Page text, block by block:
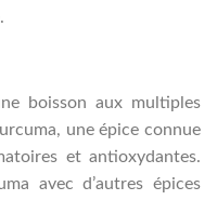
boisson aux multiples
une épice connue
et antioxydantes.
avec d’autres épices